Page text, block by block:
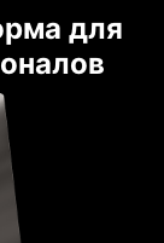
для